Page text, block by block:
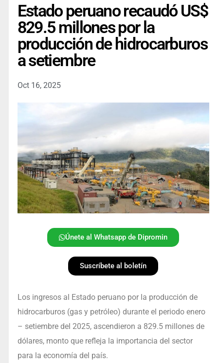
Estado peruano recaudó US$
829.5 millones por la
producción de hidrocarburos
a setiembre
Oct 16, 2025
Únete al Whatsapp de Dipromin
Suscríbete al boletín
Los ingresos al Estado peruano por la producción de
hidrocarburos (gas y petróleo) durante el periodo enero
– setiembre del 2025, ascendieron a 829.5 millones de
dólares, monto que refleja la importancia del sector
para la economía del país.